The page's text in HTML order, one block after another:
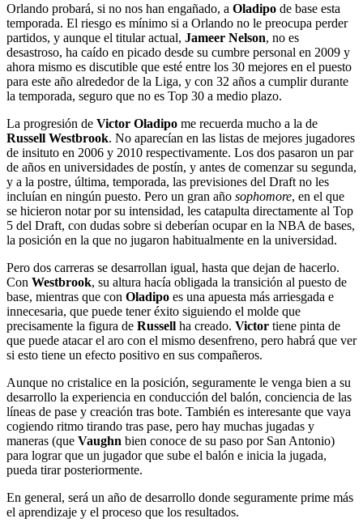
Orlando probará, si no nos han engañado, a Oladipo de base esta
temporada. El riesgo es mínimo si a Orlando no le preocupa perder
partidos, y aunque el titular actual, Jameer Nelson, no es
desastroso, ha caído en picado desde su cumbre personal en 2009 y
ahora mismo es discutible que esté entre los 30 mejores en el puesto
para este año alrededor de la Liga, y con 32 años a cumplir durante
la temporada, seguro que no es Top 30 a medio plazo.
La progresión de Victor Oladipo me recuerda mucho a la de
Russell Westbrook. No aparecían en las listas de mejores jugadores
de insituto en 2006 y 2010 respectivamente. Los dos pasaron un par
de años en universidades de postín, y antes de comenzar su segunda,
y a la postre, última, temporada, las previsiones del Draft no les
incluían en ningún puesto. Pero un gran año sophomore, en el que
se hicieron notar por su intensidad, les catapulta directamente al Top
5 del Draft, con dudas sobre si deberían ocupar en la NBA de bases,
la posición en la que no jugaron habitualmente en la universidad.
Pero dos carreras se desarrollan igual, hasta que dejan de hacerlo.
Con Westbrook, su altura hacía obligada la transición al puesto de
base, mientras que con Oladipo es una apuesta más arriesgada e
innecesaria, que puede tener éxito siguiendo el molde que
precisamente la figura de Russell ha creado. Victor tiene pinta de
que puede atacar el aro con el mismo desenfreno, pero habrá que ver
si esto tiene un efecto positivo en sus compañeros.
Aunque no cristalice en la posición, seguramente le venga bien a su
desarrollo la experiencia en conducción del balón, conciencia de las
líneas de pase y creación tras bote. También es interesante que vaya
cogiendo ritmo tirando tras pase, pero hay muchas jugadas y
maneras (que Vaughn bien conoce de su paso por San Antonio)
para lograr que un jugador que sube el balón e inicia la jugada,
pueda tirar posteriormente.
En general, será un año de desarrollo donde seguramente prime más
el aprendizaje y el proceso que los resultados.